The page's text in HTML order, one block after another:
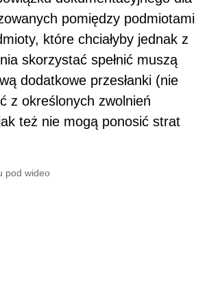
pomiędzy podmiotami
które chciałyby jednak z
skorzystać spełnić muszą
dodatkowe przesłanki (nie
z określonych zwolnień
też nie mogą ponosić strat
pod wideo